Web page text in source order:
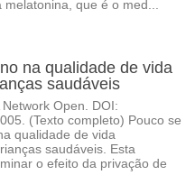
que é o med...
na qualidade de vida
saudáveis
Open. DOI:
(Texto completo) Pouco se
qualidade de vida
saudáveis. Esta
o efeito da privação de